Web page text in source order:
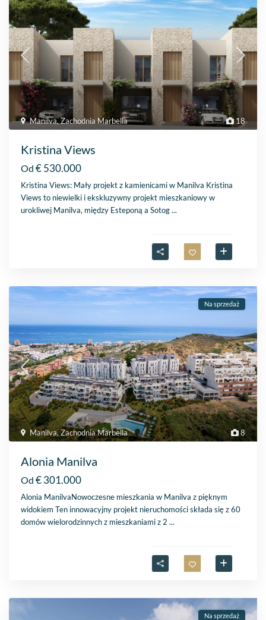
18
Manilva,Zachodnia Marbella
Kristina Views
Od € 530.000
Kristina Views: Mały projekt z kamienicami w Manilva Kristina
Views to niewielki i ekskluzywny projekt mieszkaniowy w
urokliwej Manilva, między Esteponą a Sotog...
8
Manilva,Zachodnia Marbella
Na sprzedaż
Alonia Manilva
Od € 301.000
Alonia ManilvaNowoczesne mieszkania w Manilva z pięknym
widokiem Ten innowacyjny projekt nieruchomości składa się z 60
domów wielorodzinnych z mieszkaniami z 2...
Na sprzedaż